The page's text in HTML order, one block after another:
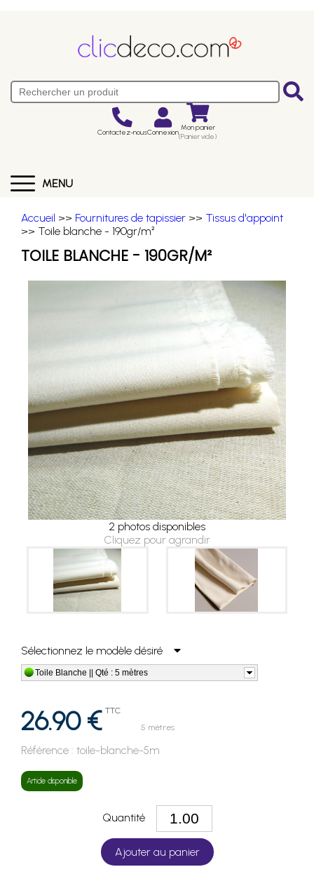
Contactez-nousConnexion Mon panier
(Panier vide)
MENU
Accueil >> Fournitures de tapissier >> Tissus d'appoint
>> Toile blanche - 190gr/m²
TOILE BLANCHE - 190GR/M²
2 photos disponibles
Cliquez pour agrandir
Sélectionnez le modèle désiré
Toile Blanche || Qté : 5 mètres
26.90 € TTC
5 mètres
Référence : toile-blanche-5m
Article disponible
Quantité
Ajouter au panier